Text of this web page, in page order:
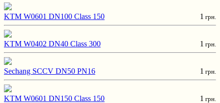
KTM W0601 DN100 Class 150 1 грн.
KTM W0402 DN40 Class 300 1 грн.
Sechang SCCV DN50 PN16 1 грн.
KTM W0601 DN150 Class 150 1 грн.